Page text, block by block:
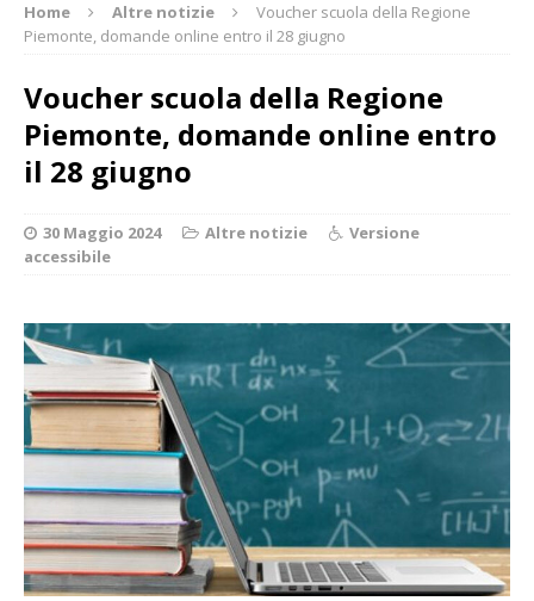
Home Altre notizie
Voucher scuola della Regione
Piemonte, domande online entro il 28 giugno
Voucher scuola della Regione
Piemonte, domande online entro
il 28 giugno
30 Maggio 2024 Altre notizie
Versione
accessibile